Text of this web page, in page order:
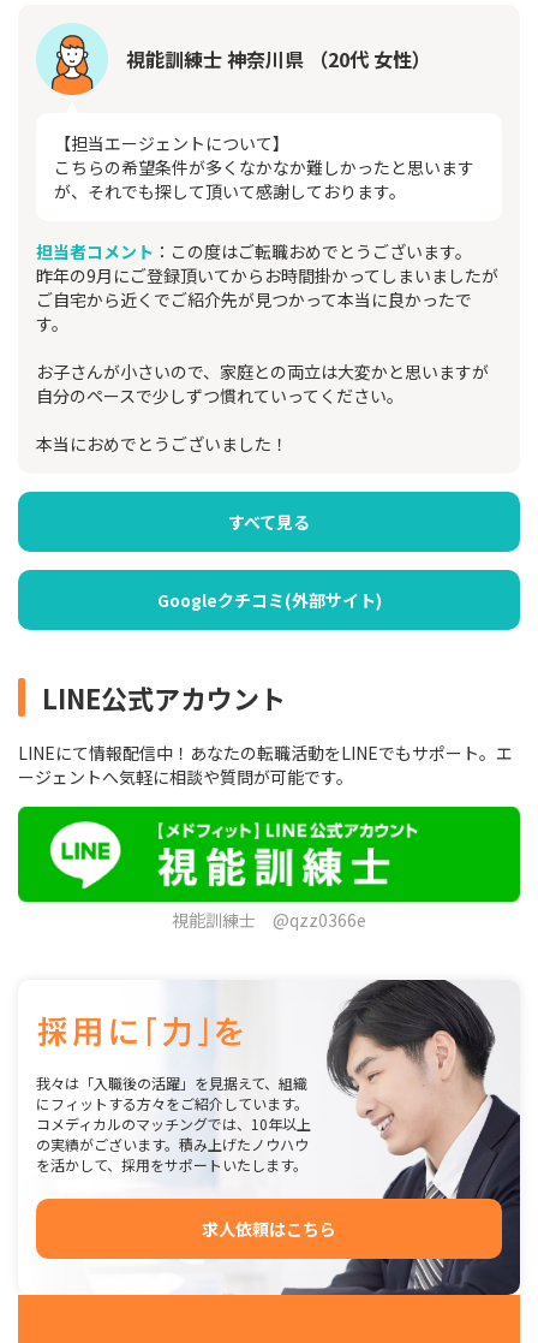
視能訓練士 神奈川県 （20代 女性）
【担当エージェントについて】
こちらの希望条件が多くなかなか難しかったと思います
が、それでも探して頂いて感謝しております。
担当者コメント ：この度はご転職おめでとうございます。
昨年の9月にご登録頂いてからお時間掛かってしまいましたが
ご自宅から近くでご紹介先が見つかって本当に良かったで
す。
お子さんが小さいので、家庭との両立は大変かと思いますが
自分のペースで少しずつ慣れていってください。
本当におめでとうございました！
すべて見る
Googleクチコミ(外部サイト)
LINE公式アカウント
LINEにて情報配信中！あなたの転職活動をLINEでもサポート。エ
ージェントへ気軽に相談や質問が可能です。
視能訓練士 @qzz0366e
我々は「入職後の活躍」を見据えて、組織
にフィットする方々をご紹介しています。
コメディカルのマッチングでは、10年以上
の実績がございます。積み上げたノウハウ
を活かして、採用をサポートいたします。
求人依頼はこちら